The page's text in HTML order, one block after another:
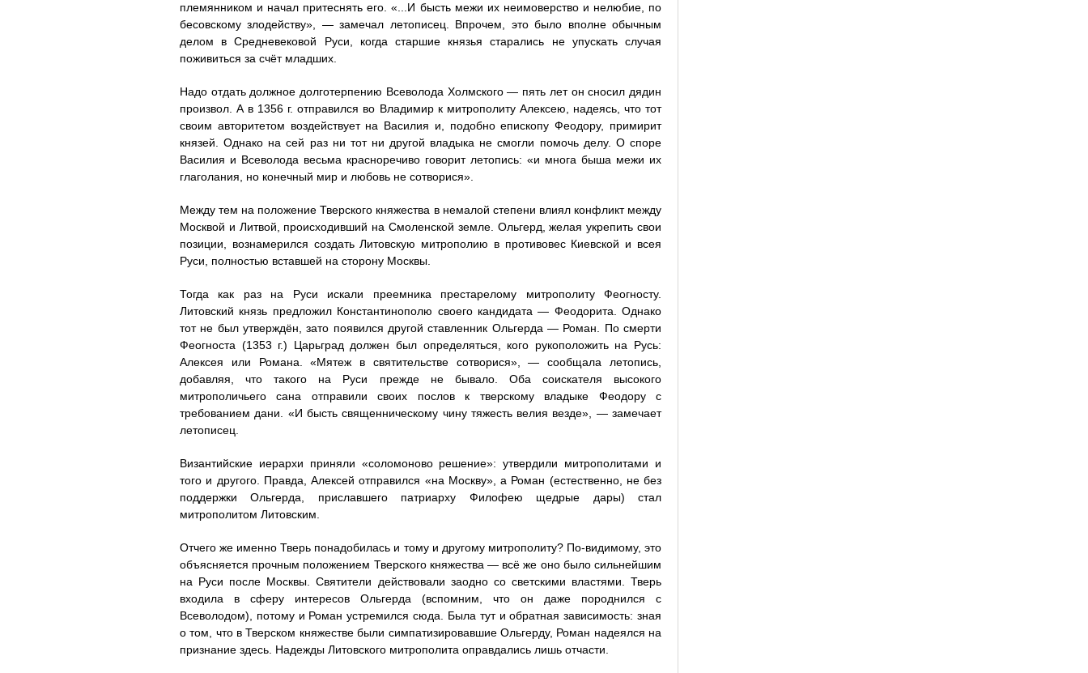
племянником и начал притеснять его. «...И бысть межи их неимоверство и нелюбие, по
бесовскому злодейству», — замечал летописец. Впрочем, это было вполне обычным
делом в Средневековой Руси, когда старшие князья старались не упускать случая
поживиться за счёт младших.
Надо отдать должное долготерпению Всеволода Холмского — пять лет он сносил дядин
произвол. А в 1356 г. отправился во Владимир к митрополиту Алексею, надеясь, что тот
своим авторитетом воздействует на Василия и, подобно епископу Феодору, примирит
князей. Однако на сей раз ни тот ни другой владыка не смогли помочь делу. О споре
Василия и Всеволода весьма красноречиво говорит летопись: «и многа быша межи их
глаголания, но конечный мир и любовь не сотворися».
Между тем на положение Тверского княжества в немалой степени влиял конфликт между
Москвой и Литвой, происходивший на Смоленской земле. Ольгерд, желая укрепить свои
позиции, вознамерился создать Литовскую митрополию в противовес Киевской и всея
Руси, полностью вставшей на сторону Москвы.
Тогда как раз на Руси искали преемника престарелому митрополиту Феогносту.
Литовский князь предложил Константинополю своего кандидата — Феодорита. Однако
тот не был утверждён, зато появился другой ставленник Ольгерда — Роман. По смерти
Феогноста (1353 г.) Царьград должен был определяться, кого рукоположить на Русь:
Алексея или Романа. «Мятеж в святительстве сотворися», — сообщала летопись,
добавляя, что такого на Руси прежде не бывало. Оба соискателя высокого
митрополичьего сана отправили своих послов к тверскому владыке Феодору с
требованием дани. «И бысть священническому чину тяжесть велия везде», — замечает
летописец.
Византийские иерархи приняли «соломоново решение»: утвердили митрополитами и
того и другого. Правда, Алексей отправился «на Москву», а Роман (естественно, не без
поддержки Ольгерда, приславшего патриарху Филофею щедрые дары) стал
митрополитом Литовским.
Отчего же именно Тверь понадобилась и тому и другому митрополиту? По-видимому, это
объясняется прочным положением Тверского княжества — всё же оно было сильнейшим
на Руси после Москвы. Святители действовали заодно со светскими властями. Тверь
входила в сферу интересов Ольгерда (вспомним, что он даже породнился с
Всеволодом), потому и Роман устремился сюда. Была тут и обратная зависимость: зная
о том, что в Тверском княжестве были симпатизировавшие Ольгерду, Роман надеялся на
признание здесь. Надежды Литовского митрополита оправдались лишь отчасти.